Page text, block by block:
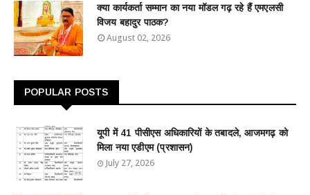
क्या कार्यकर्ता सम्मान का नया मॉडल गढ़ रहे हैं एमएलसी
विजय बहादुर पाठक?
August 02, 2026
POPULAR POSTS
यूपी में 41 पीसीएस अधिकारियों के तबादले, आजमगढ़ को
मिला नया एडीएम (प्रशासन)
July 27, 2026